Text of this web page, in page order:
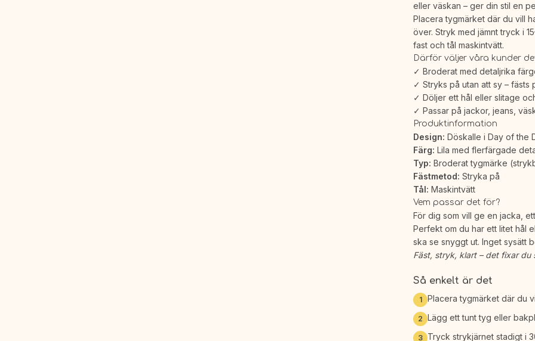
eller väskan – ger din stil en
Placera tygmärket där du vill
över. Stryk med jämnt tryck i
fast och tål maskintvätt.
Därför väljer våra kunder
✓ Broderat med detaljrika
✓ Stryks på utan att sy – fästs
✓ Döljer ett hål eller slitage
✓ Passar på jackor, jeans,
Produktinformation
Design: Döskalle i Day of the
Färg: Lila med flerfärgade
Typ: Broderat tygmärke
Fästmetod: Stryka på
Tål: Maskintvätt
Vem passar det för?
För dig som vill ge en jacka,
Perfekt om du har ett litet hål
ska se snyggt ut. Inget sysätt
Fäst, stryk, klart – det fixar du
Så enkelt är det
1 Placera tygmärket där du
2 Lägg ett tunt tyg eller
3 Tryck strykjärnet stadigt i